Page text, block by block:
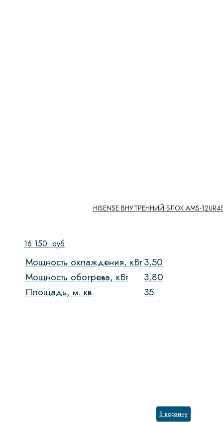
HISENSE ВНУТРЕННИЙ БЛОК AMS-
16 150 руб
Мощность охлаждения, кВт3,50
Мощность обогрева, кВт
3,80
Площадь, м. кв.
35
В корзину